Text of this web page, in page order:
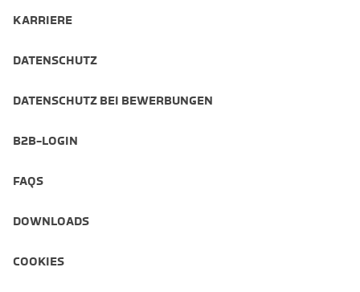
KARRIERE
DATENSCHUTZ
DATENSCHUTZ BEI BEWERBUNGEN
B2B-LOGIN
FAQS
DOWNLOADS
COOKIES